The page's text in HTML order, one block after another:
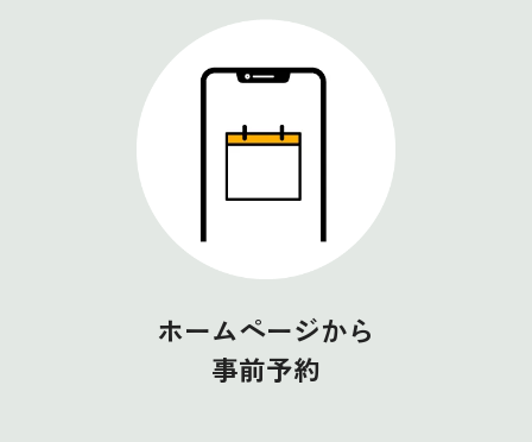
ホームページから
事前予約